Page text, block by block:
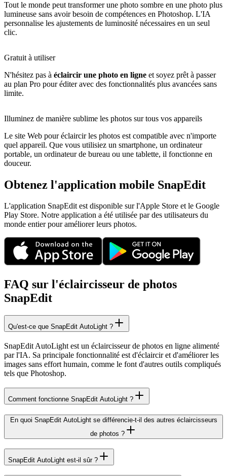
Tout le monde peut transformer une photo sombre en une photo plus
lumineuse sans avoir besoin de compétences en Photoshop. L'IA
personnalise les ajustements de luminosité nécessaires en un seul
clic.
Gratuit à utiliser
N'hésitez pas à éclaircir une photo en ligne et soyez prêt à passer
au plan Pro pour éditer avec des fonctionnalités plus avancées sans
limite.
Illuminez de manière sublime les photos sur tous vos appareils
Le site Web pour éclaircir les photos est compatible avec n'importe
quel appareil. Que vous utilisiez un smartphone, un ordinateur
portable, un ordinateur de bureau ou une tablette, il fonctionne en
douceur.
Obtenez l'application mobile SnapEdit
L'application SnapEdit est disponible sur l'Apple Store et le Google
Play Store. Notre application a été utilisée par des utilisateurs du
monde entier pour améliorer leurs photos.
FAQ sur l'éclaircisseur de photos
SnapEdit
Qu'est-ce que SnapEdit AutoLight ?
SnapEdit AutoLight est un éclaircisseur de photos en ligne alimenté
par l'IA. Sa principale fonctionnalité est d'éclaircir et d'améliorer les
images sans effort humain, comme le font d'autres outils compliqués
tels que Photoshop.
Comment fonctionne SnapEdit AutoLight ?
En quoi SnapEdit AutoLight se différencie-t-il des autres éclaircisseurs
de photos ?
SnapEdit AutoLight est-il sûr ?